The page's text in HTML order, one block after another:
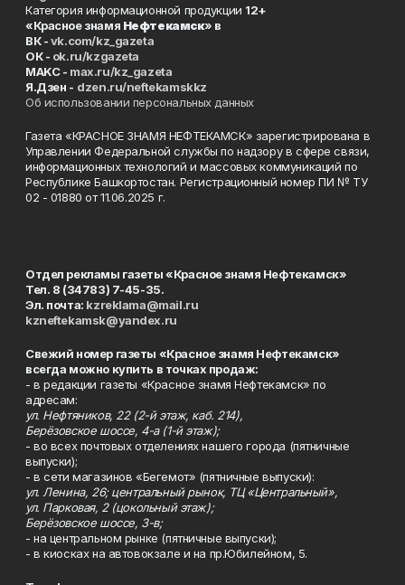
Категория информационной продукции 12+
«Красное знамя Нефтекамск» в
ВК -vk.com/kz_gazeta
ОК - ok.ru/kzgazeta
MAKC - max.ru/kz_gazeta
Я.Дзен - dzen.ru/neftekamskkz
Об использовании персональных данных
Газета «КРАСНОЕ ЗНАМЯ НЕФТЕКАМСК» зарегистрирована в
Управлении Федеральной службы по надзору в сфере связи,
информационных технологий и массовых коммуникаций по
Республике Башкортостан. Регистрационный номер ПИ № ТУ
02 - 01880 от 11.06.2025 г.
Отдел рекламы газеты «Красное знамя Нефтекамск»
Тел. 8 (34783) 7-45-35.
Эл. почта: kzreklama@mail.ru
kzneftekamsk@yandex.ru
Свежий номер газеты «Красное знамя Нефтекамск»
всегда можно купить в точках продаж:
- в редакции газеты «Красное знамя Нефтекамск» по
адресам:
ул. Нефтяников, 22 (2-й этаж, каб. 214),
Берёзовское шоссе, 4-а (1-й этаж);
- во всех почтовых отделениях нашего города (пятничные
выпуски);
- в сети магазинов «Бегемот» (пятничные выпуски):
ул. Ленина, 26; центральный рынок, ТЦ «Центральный»,
ул. Парковая, 2 (цокольный этаж);
Берёзовское шоссе, 3-в;
- на центральном рынке (пятничные выпуски);
- в киосках на автовокзале и на пр.Юбилейном, 5.